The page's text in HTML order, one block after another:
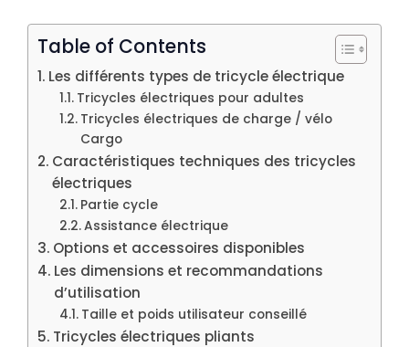
Table of Contents
Les différents types de tricycle électrique
Tricycles électriques pour adultes
Tricycles électriques de charge / vélo
Cargo
Caractéristiques techniques des tricycles
électriques
Partie cycle
Assistance électrique
Options et accessoires disponibles
Les dimensions et recommandations
d’utilisation
Taille et poids utilisateur conseillé
Tricycles électriques pliants